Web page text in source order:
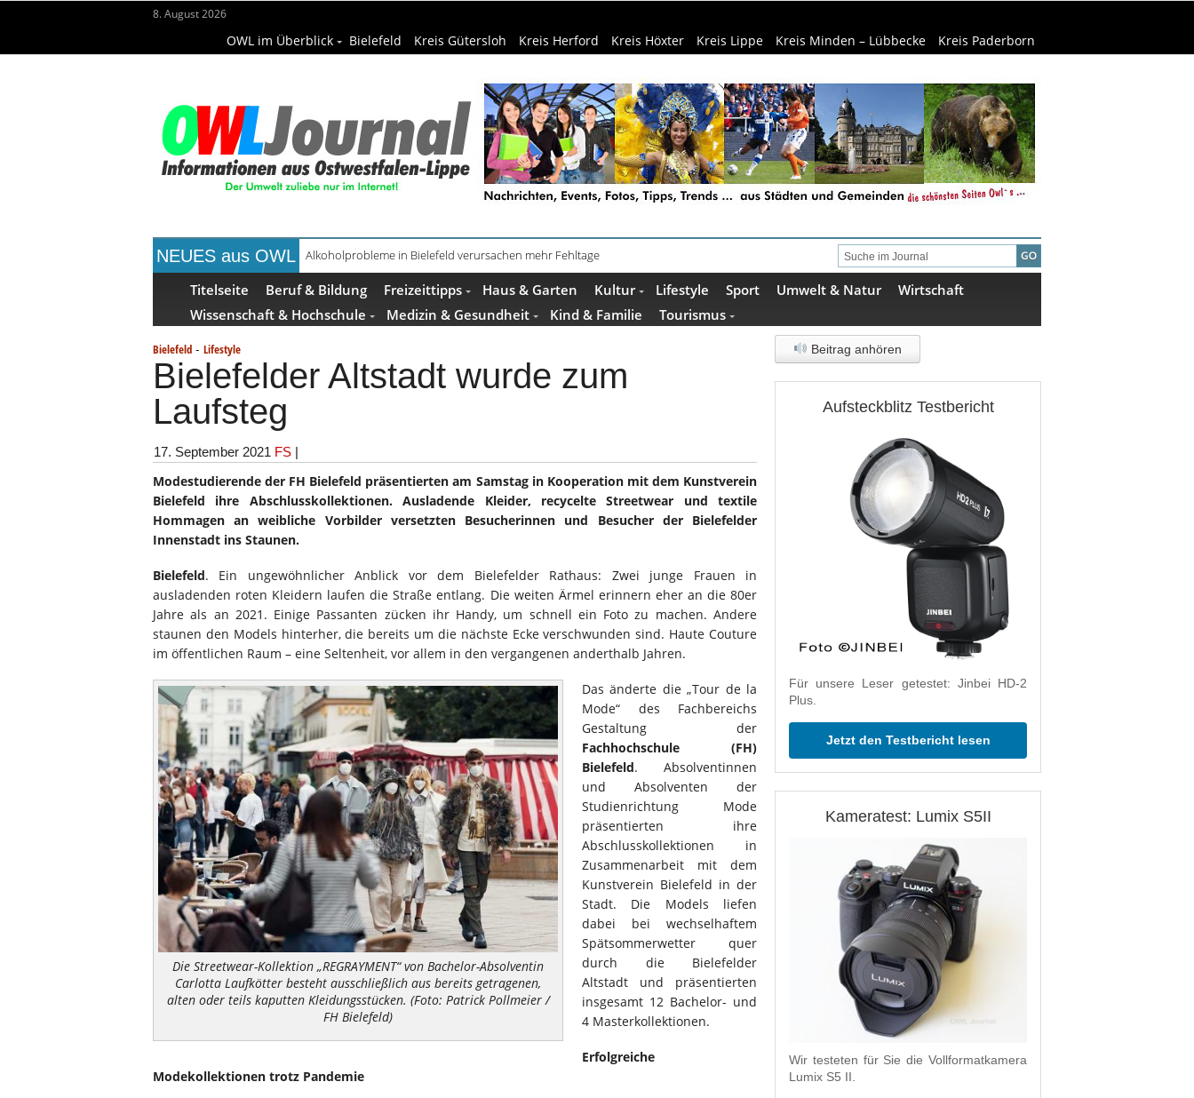
8. August 2026
OWL im Überblick Bielefeld Kreis Gütersloh Kreis Herford Kreis Höxter Kreis Lippe Kreis Minden – Lübbecke Kreis Paderborn
NEUES aus OWL Handgemachte Geschenkideen im Pop-up-Store in Büren
Titelseite Beruf & Bildung Freizeittipps Haus & Garten Kultur Lifestyle Sport Umwelt & Natur
Wirtschaft
Wissenschaft & Hochschule
Medizin & Gesundheit Kind & Familie Tourismus
Bielefeld - Lifestyle
Bielefelder Altstadt wurde zum
Laufsteg
17. September 2021 FS |
Modestudierende der FH Bielefeld präsentierten am Samstag in Kooperation mit dem Kunstverein
Bielefeld ihre Abschlusskollektionen. Ausladende Kleider, recycelte Streetwear und textile
Hommagen an weibliche Vorbilder versetzten Besucherinnen und Besucher der Bielefelder
Innenstadt ins Staunen.
Bielefeld. Ein ungewöhnlicher Anblick vor dem Bielefelder Rathaus: Zwei junge Frauen in
ausladenden roten Kleidern laufen die Straße entlang. Die weiten Ärmel erinnern eher an die 80er
Jahre als an 2021. Einige Passanten zücken ihr Handy, um schnell ein Foto zu machen. Andere
staunen den Models hinterher, die bereits um die nächste Ecke verschwunden sind. Haute Couture
im öffentlichen Raum – eine Seltenheit, vor allem in den vergangenen anderthalb Jahren.
Die Streetwear-Kollektion „REGRAYMENT“ von Bachelor-Absolventin
Carlotta Laufkötter besteht ausschließlich aus bereits getragenen,
alten oder teils kaputten Kleidungsstücken. (Foto: Patrick Pollmeier /
FH Bielefeld)
Das änderte die „Tour de la
Mode“ des Fachbereichs
Gestaltung der
Fachhochschule (FH)
Bielefeld. Absolventinnen
und Absolventen der
Studienrichtung Mode
präsentierten ihre
Abschlusskollektionen in
Zusammenarbeit mit dem
Kunstverein Bielefeld in der
Stadt. Die Models liefen
dabei bei wechselhaftem
Spätsommerwetter quer
durch die Bielefelder
Altstadt und präsentierten
insgesamt 12 Bachelor- und
4 Masterkollektionen.
Erfolgreiche
Modekollektionen trotz Pandemie
Beitrag anhören
Aufsteckblitz Testbericht
Für unsere Leser getestet: Jinbei HD-2
Plus.
Jetzt den Testbericht lesen
Kameratest: Lumix S5II
Wir testeten für Sie die Vollformatkamera
Lumix S5 II.